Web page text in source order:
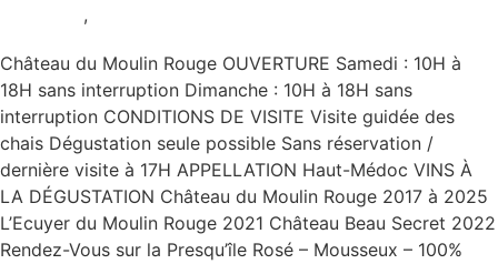
,
Château du Moulin Rouge OUVERTURE Samedi : 10H à
18H sans interruption Dimanche : 10H à 18H sans
interruption CONDITIONS DE VISITE Visite guidée des
chais Dégustation seule possible Sans réservation /
dernière visite à 17H APPELLATION Haut-Médoc VINS À
LA DÉGUSTATION Château du Moulin Rouge 2017 à 2025
L’Ecuyer du Moulin Rouge 2021 Château Beau Secret 2022
Rendez-Vous sur la Presqu’île Rosé – Mousseux – 100%